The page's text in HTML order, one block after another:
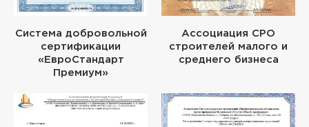
Система добровольной
сертификации
«ЕвроСтандарт
Премиум»
Ассоциация СРО
строителей малого и
среднего бизнеса